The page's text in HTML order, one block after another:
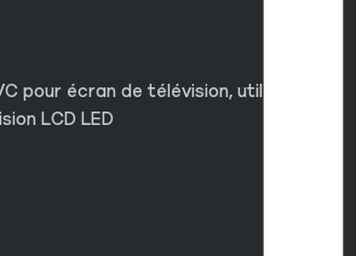
pour écran de télévision, utilisée pour
LCD LED